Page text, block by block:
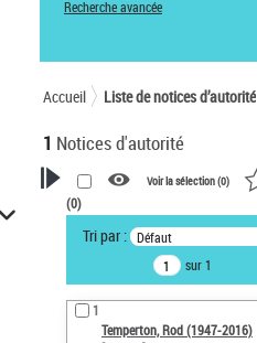
Recherche avancée
Accueil Liste de notices d’autorité
1 Notices d'autorité
VOTRE RECHERCHE
Recherche avancée dans les
notices d’autorité
Œuvres liées à l'auteur :
Temperton, Rod (1947-2016)
Voir la sélection (0)
(0)
Tri par : Défaut
sur 1
1
Temperton, Rod (1947-2016)